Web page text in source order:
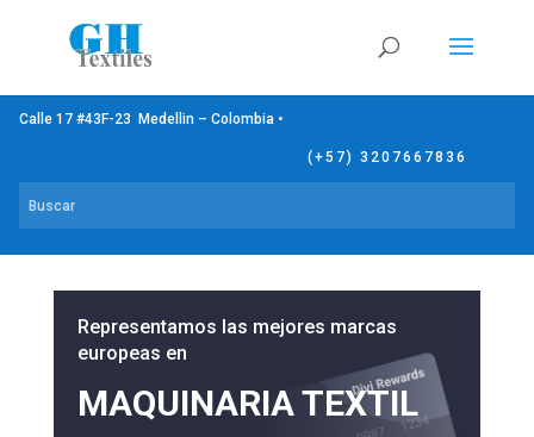
Calle 17 #43F-23 Medellin – Colombia •
(+57) 3207667836
Representamos las mejores marcas
europeas en
MAQUINARIA TEXTIL